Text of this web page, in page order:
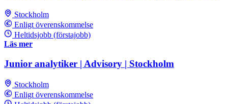
Stockholm
Enligt överenskommelse
Heltidsjobb (förstajobb)
Läs mer
Junior analytiker | Advisory | Stockholm
Stockholm
Enligt överenskommelse